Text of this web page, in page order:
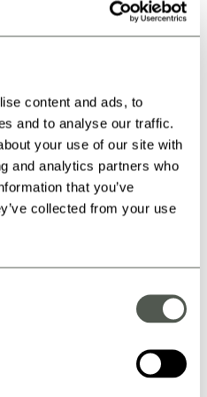
content and ads, to
and to analyse our traffic.
your use of our site with
and analytics partners who
that you’ve
collected from your use